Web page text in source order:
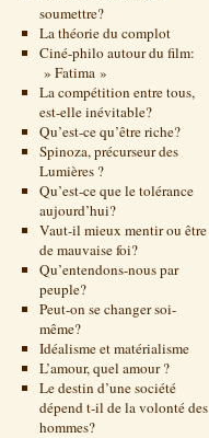
soumettre?
La théorie du complot
Ciné-philo autour du film:
» Fatima »
La compétition entre tous,
est-elle inévitable?
Qu’est-ce qu’être riche?
Spinoza, précurseur des
Lumières ?
Qu’est-ce que le tolérance
aujourd’hui?
Vaut-il mieux mentir ou être
de mauvaise foi?
Qu’entendons-nous par
peuple?
Peut-on se changer soi-
même?
Idéalisme et matérialisme
L’amour, quel amour ?
Le destin d’une société
dépend t-il de la volonté des
hommes?